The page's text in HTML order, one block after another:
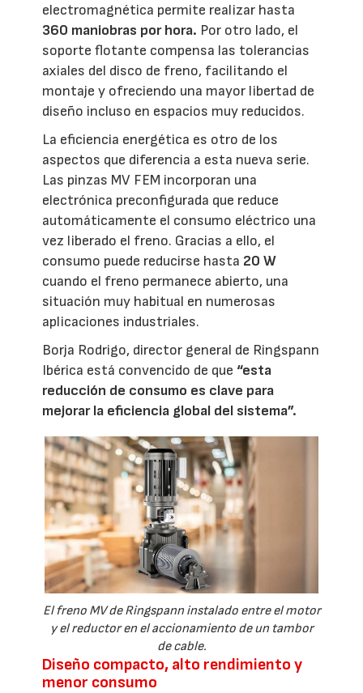
electromagnética permite realizar hasta
360 maniobras por hora. Por otro lado, el
soporte flotante compensa las tolerancias
axiales del disco de freno, facilitando el
montaje y ofreciendo una mayor libertad de
diseño incluso en espacios muy reducidos.
La eficiencia energética es otro de los
aspectos que diferencia a esta nueva serie.
Las pinzas MV FEM incorporan una
electrónica preconfigurada que reduce
automáticamente el consumo eléctrico una
vez liberado el freno. Gracias a ello, el
consumo puede reducirse hasta 20 W
cuando el freno permanece abierto, una
situación muy habitual en numerosas
aplicaciones industriales.
Borja Rodrigo, director general de Ringspann
Ibérica está convencido de que “esta
reducción de consumo es clave para
mejorar la eficiencia global del sistema”.
El freno MV de Ringspann instalado entre el motor
y el reductor en el accionamiento de un tambor
de cable.
Diseño compacto, alto rendimiento y
menor consumo